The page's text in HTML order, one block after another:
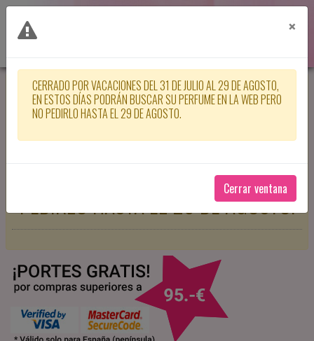
CERRADO POR VACACIONES DEL 31
DE JULIO AL 29 DE AGOSTO, EN
ESTOS DÍAS PODRÁN BUSCAR SU
PERFUME EN LA WEB PERO NO
PEDIRLO HASTA EL 29 DE AGOSTO.
×
CERRADO POR VACACIONES DEL 31 DE JULIO AL 29 DE AGOSTO,
EN ESTOS DÍAS PODRÁN BUSCAR SU PERFUME EN LA WEB PERO
NO PEDIRLO HASTA EL 29 DE AGOSTO.
Cerrar ventana